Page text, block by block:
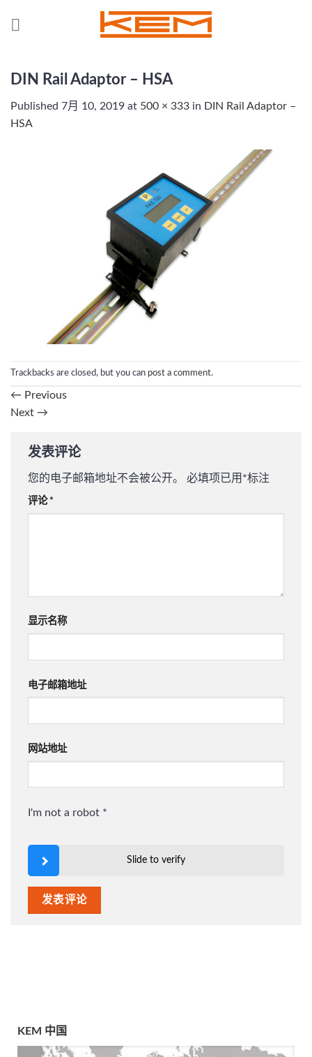
DIN Rail Adaptor – HSA
Published 7月 10, 2019 at 500 × 333 in DIN Rail Adaptor –
HSA
Trackbacks are closed, but you can post a comment.
← Previous
Next →
发表评论
您的电子邮箱地址不会被公开。 必填项已用 *标注
评论 *
显示名称
电子邮箱地址
网站地址
I'm not a robot *
Slide to verify
KEM 中国